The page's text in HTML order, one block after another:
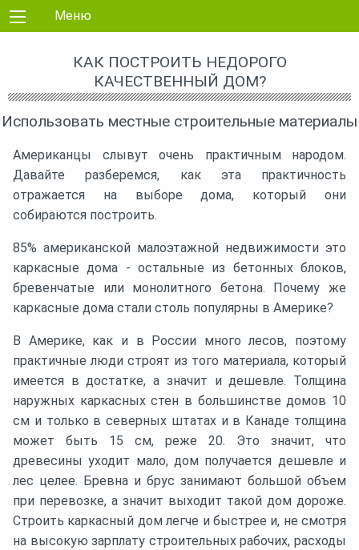
Перейти к контенту
Меню
КАК ПОСТРОИТЬ НЕДОРОГО
КАЧЕСТВЕННЫЙ ДОМ?
Использовать местные строительные материалы
Американцы слывут очень практичным народом.
Давайте разберемся, как эта практичность
отражается на выборе дома, который они
собираются построить.
85% американской малоэтажной недвижимости это
каркасные дома - остальные из бетонных блоков,
бревенчатые или монолитного бетона. Почему же
каркасные дома стали столь популярны в Америке?
В Америке, как и в России много лесов, поэтому
практичные люди строят из того материала, который
имеется в достатке, а значит и дешевле. Толщина
наружных каркасных стен в большинстве домов 10
см и только в северных штатах и в Канаде толщина
может быть 15 см, реже 20. Это значит, что
древесины уходит мало, дом получается дешевле и
лес целее. Бревна и брус занимают большой объем
при перевозке, а значит выходит такой дом дороже.
Строить каркасный дом легче и быстрее и, не смотря
на высокую зарплату строительных рабочих, расходы